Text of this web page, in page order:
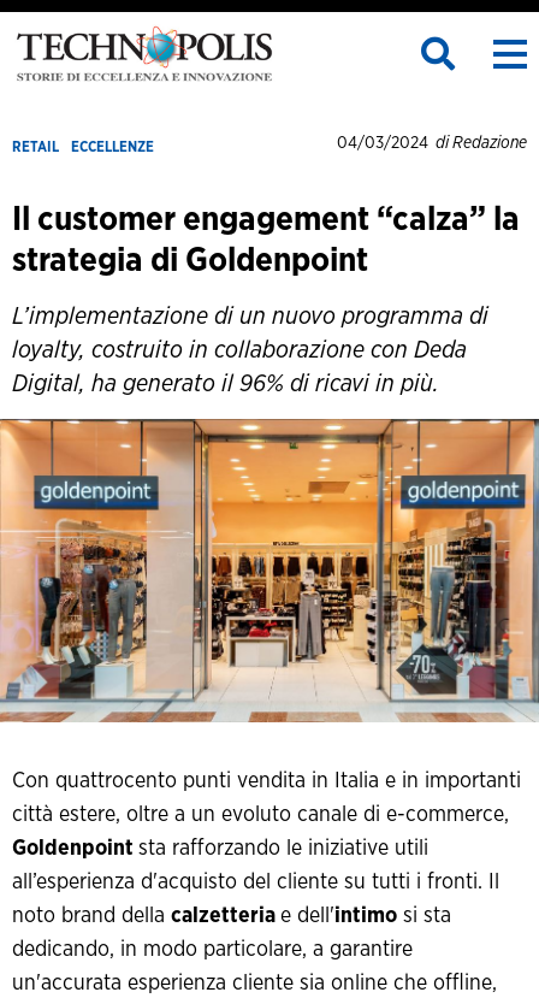
RETAIL ECCELLENZE 04/03/2024 di Redazione
Il customer engagement “calza” la
strategia di Goldenpoint
L’implementazione di un nuovo programma di
loyalty, costruito in collaborazione con Deda
Digital, ha generato il 96% di ricavi in più.
Con quattrocento punti vendita in Italia e in importanti
città estere, oltre a un evoluto canale di e-commerce,
Goldenpoint sta rafforzando le iniziative utili
all’esperienza d'acquisto del cliente su tutti i fronti. Il
noto brand della calzetteria e dell'intimo si sta
dedicando, in modo particolare, a garantire
un'accurata esperienza cliente sia online che offline,